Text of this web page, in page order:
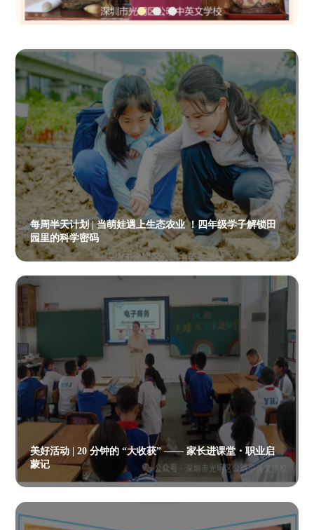
每周半天计划 | 当萌娃遇上生态农业 ！四年级学子解锁田
园里的科学密码
美好活动 | 20 分钟的 “大收获” —— 家长进课堂・职业启
蒙记